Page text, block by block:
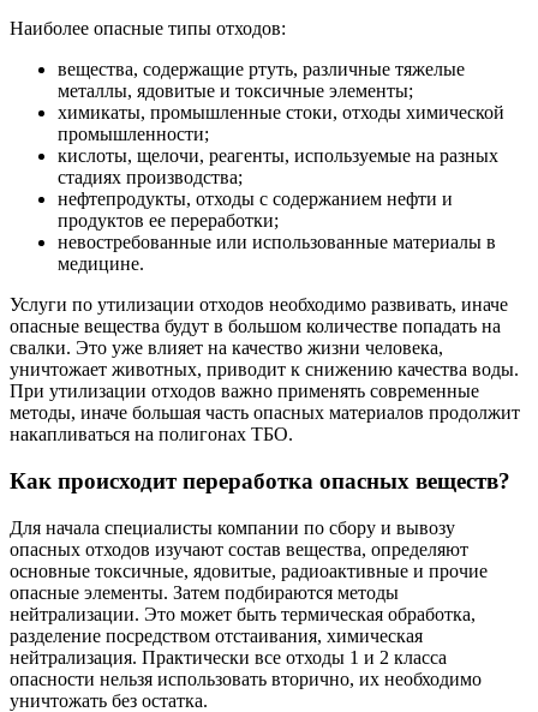
Наиболее опасные типы отходов:
вещества, содержащие ртуть, различные тяжелые
металлы, ядовитые и токсичные элементы;
химикаты, промышленные стоки, отходы химической
промышленности;
кислоты, щелочи, реагенты, используемые на разных
стадиях производства;
нефтепродукты, отходы с содержанием нефти и
продуктов ее переработки;
невостребованные или использованные материалы в
медицине.
Услуги по утилизации отходов необходимо развивать, иначе
опасные вещества будут в большом количестве попадать на
свалки. Это уже влияет на качество жизни человека,
уничтожает животных, приводит к снижению качества воды.
При утилизации отходов важно применять современные
методы, иначе большая часть опасных материалов продолжит
накапливаться на полигонах ТБО.
Как происходит переработка опасных веществ?
Для начала специалисты компании по сбору и вывозу
опасных отходов изучают состав вещества, определяют
основные токсичные, ядовитые, радиоактивные и прочие
опасные элементы. Затем подбираются методы
нейтрализации. Это может быть термическая обработка,
разделение посредством отстаивания, химическая
нейтрализация. Практически все отходы 1 и 2 класса
опасности нельзя использовать вторично, их необходимо
уничтожать без остатка.